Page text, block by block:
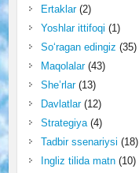
Ertaklar(2)
Yoshlar ittifoqi (1)
So‘ragan edingiz (35)
Maqolalar(43)
She’rlar(13)
Davlatlar(12)
Strategiya(4)
Tadbir ssenariysi (18)
Ingliz tilida matn(10)